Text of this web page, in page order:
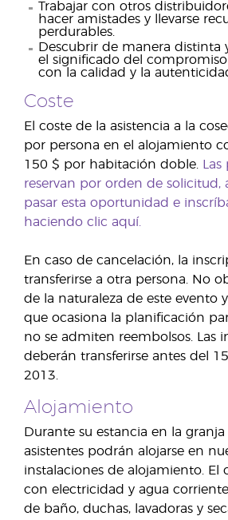
Trabajar con otros
hacer amistades y llevarse
perdurables.
Descubrir de manera distinta
el significado del
con la calidad y la
Coste
El coste de la asistencia a la
por persona en el alojamiento
150 $ por habitación doble.
reservan por orden de solicitud,
pasar esta oportunidad e
haciendo clic aquí.
En caso de cancelación, la
transferirse a otra persona. No
de la naturaleza de este evento
que ocasiona la planificación
no se admiten reembolsos. Las
deberán transferirse antes del
2013.
Alojamiento
Durante su estancia en la granja
asistentes podrán alojarse en
instalaciones de alojamiento. El
con electricidad y agua
de baño, duchas, lavadoras y